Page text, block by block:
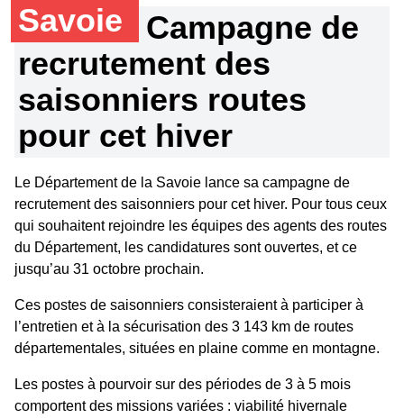
Savoie
Campagne de
recrutement des
saisonniers routes
pour cet hiver
Le Département de la Savoie lance sa campagne de
recrutement des saisonniers pour cet hiver. Pour tous ceux
qui souhaitent rejoindre les équipes des agents des routes
du Département, les candidatures sont ouvertes, et ce
jusqu’au 31 octobre prochain.
Ces postes de saisonniers consisteraient à participer à
l’entretien et à la sécurisation des 3 143 km de routes
départementales, situées en plaine comme en montagne.
Les postes à pourvoir sur des périodes de 3 à 5 mois
comportent des missions variées : viabilité hivernale